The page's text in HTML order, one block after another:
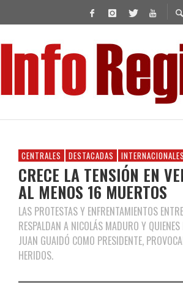
CENTRALES DESTACADAS INTERNACIONALES
CRECE LA TENSIÓN EN
AL MENOS 16 MUERTOS
LAS PROTESTAS Y ENFRENTAMIENTOS
RESPALDAN A NICOLÁS MADURO Y QUIENES
JUAN GUAIDÓ COMO PRESIDENTE,
HERIDOS.